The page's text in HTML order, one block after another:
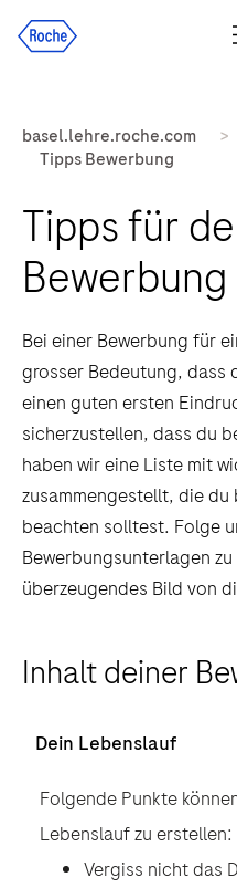
basel.lehre.roche.com >
Tipps Bewerbung
Tipps für
Bewerbung
Bei einer Bewerbung für
grosser Bedeutung, dass
einen guten ersten
sicherzustellen, dass du
haben wir eine Liste mit
zusammengestellt, die du
beachten solltest. Folge
Bewerbungsunterlagen
überzeugendes Bild von
Inhalt deiner
Dein Lebenslauf
Folgende Punkte
Lebenslauf zu erstellen:
Vergiss nicht das